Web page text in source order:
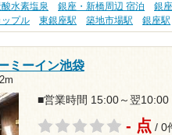
水素塩泉 銀座・新橋周辺 宿泊
銀
プル
東銀座駅 築地市場駅 銀座駅
ミーイン池袋
■営業時間 15:00～翌10:00
- 点 / 0